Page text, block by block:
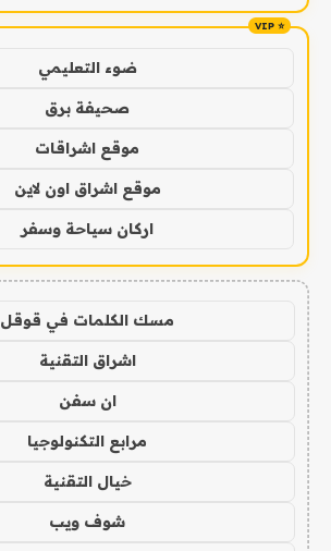
ضوء التعليمي
صحيفة برق
موقع اشراقات
موقع اشراق اون لاين
اركان سياحة وسفر
مسك الكلمات في قوقل
اشراق التقنية
ان سفن
مرابع التكنولوجيا
خيال التقنية
شوف ويب